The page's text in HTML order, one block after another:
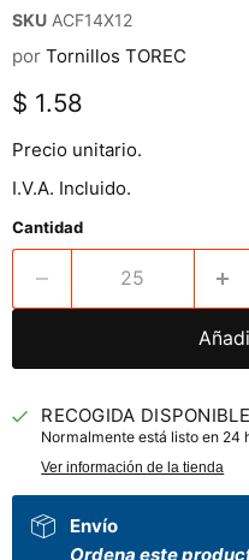
SKU ACF14X12
por Tornillos TOREC
Precio actual
$ 1.58
Precio unitario.
I.V.A. Incluido.
Cantidad
RECOGIDA
Normalmente está listo en 24
Ver información de la tienda
Envío
Ordena este